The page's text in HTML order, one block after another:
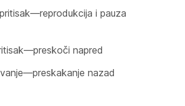
i pauza
napred
nazad